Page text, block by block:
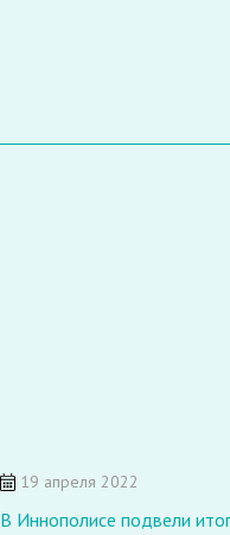
19 апреля 2022
В Иннополисе подвели